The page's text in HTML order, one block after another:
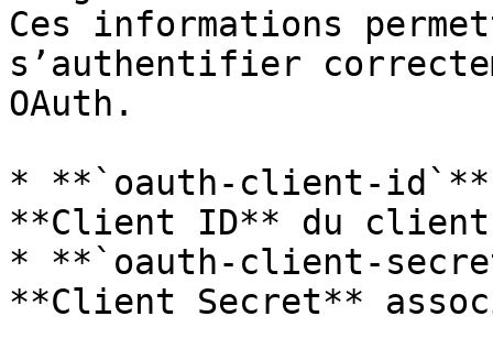
Ces informations
s’authentifier
OAuth.
* **`oauth-client-
**Client ID** du client
* **`oauth-client-
**Client Secret**